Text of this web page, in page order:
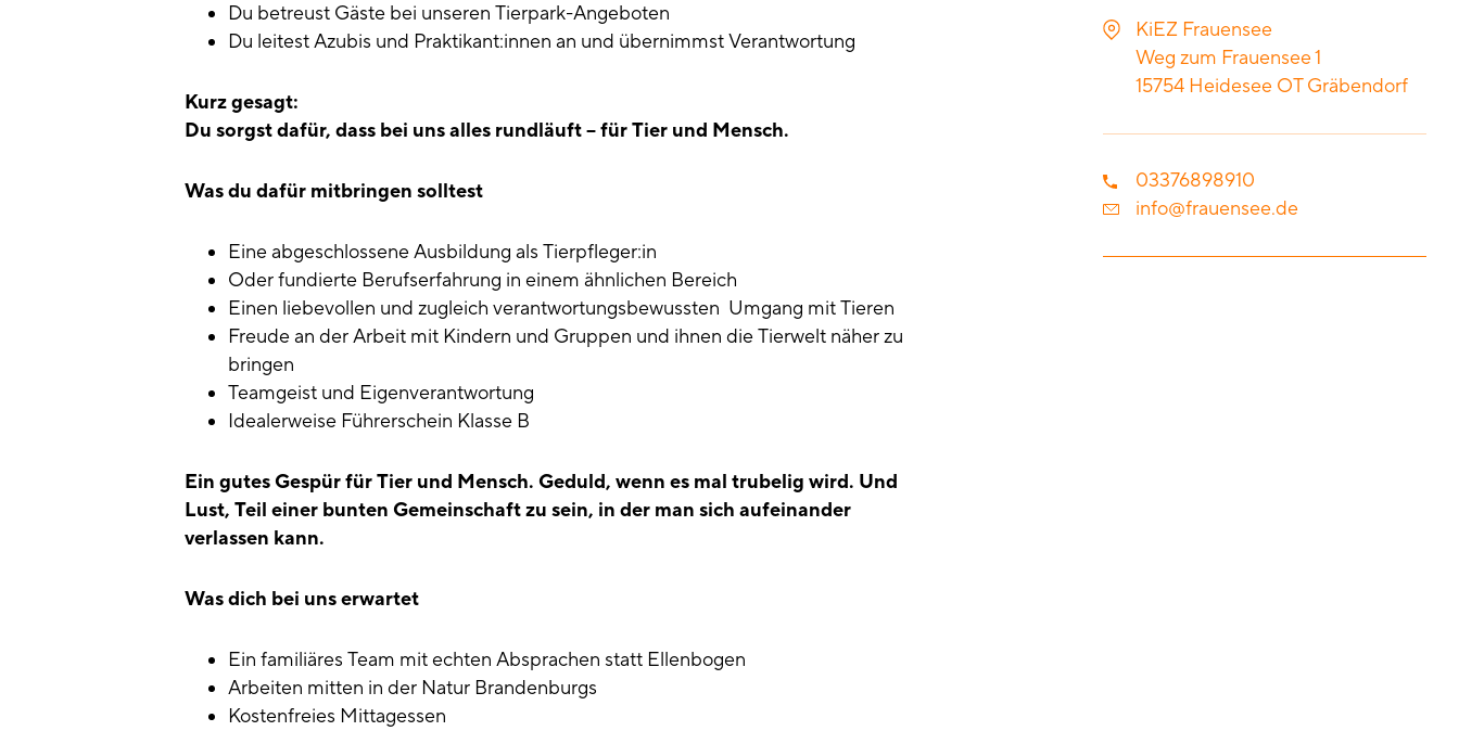
Du betreust Gäste bei unseren Tierpark-Angeboten
Du leitest Azubis und Praktikant:innen an und übernimmst Verantwortung
Kurz gesagt:
Du sorgst dafür, dass bei uns alles rundläuft – für Tier und Mensch.
Was du dafür mitbringen solltest
Eine abgeschlossene Ausbildung als Tierpfleger:in
Oder fundierte Berufserfahrung in einem ähnlichen Bereich
Einen liebevollen und zugleich verantwortungsbewussten Umgang mit Tieren
Freude an der Arbeit mit Kindern und Gruppen und ihnen die Tierwelt näher zu
bringen
Teamgeist und Eigenverantwortung
Idealerweise Führerschein Klasse B
Ein gutes Gespür für Tier und Mensch. Geduld, wenn es mal trubelig wird. Und
Lust, Teil einer bunten Gemeinschaft zu sein, in der man sich aufeinander
verlassen kann.
Was dich bei uns erwartet
Ein familiäres Team mit echten Absprachen statt Ellenbogen
Arbeiten mitten in der Natur Brandenburgs
Kostenfreies Mittagessen
KiEZ Frauensee
Weg zum Frauensee 1
15754 Heidesee OT Gräbendorf
03376898910
info@frauensee.de